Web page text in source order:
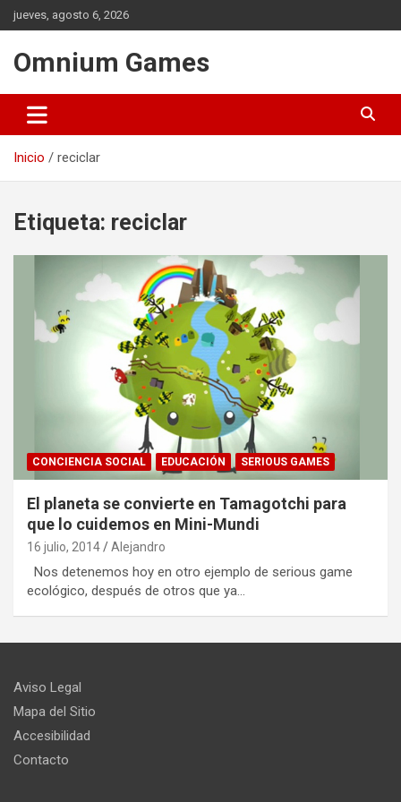
Saltar
al
jueves, agosto 6, 2026
Omnium Games
Inicio reciclar
Etiqueta: reciclar
CONCIENCIA SOCIAL EDUCACIÓN SERIOUS GAMES
El planeta se convierte en Tamagotchi para
que lo cuidemos en Mini-Mundi
16 julio, 2014 Alejandro
Nos detenemos hoy en otro ejemplo de serious game
ecológico, después de otros que ya…
Aviso Legal
Mapa del Sitio
Accesibilidad
Contacto